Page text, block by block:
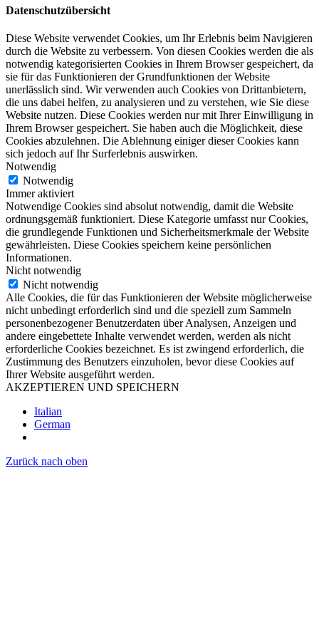
Datenschutzübersicht
Diese Website verwendet Cookies, um Ihr Erlebnis beim Navigieren
durch die Website zu verbessern. Von diesen Cookies werden die als
notwendig kategorisierten Cookies in Ihrem Browser gespeichert, da
sie für das Funktionieren der Grundfunktionen der Website
unerlässlich sind. Wir verwenden auch Cookies von Drittanbietern,
die uns dabei helfen, zu analysieren und zu verstehen, wie Sie diese
Website nutzen. Diese Cookies werden nur mit Ihrer Einwilligung in
Ihrem Browser gespeichert. Sie haben auch die Möglichkeit, diese
Cookies abzulehnen. Die Ablehnung einiger dieser Cookies kann
sich jedoch auf Ihr Surferlebnis auswirken.
Notwendig
Notwendig
Immer aktiviert
Notwendige Cookies sind absolut notwendig, damit die Website
ordnungsgemäß funktioniert. Diese Kategorie umfasst nur Cookies,
die grundlegende Funktionen und Sicherheitsmerkmale der Website
gewährleisten. Diese Cookies speichern keine persönlichen
Informationen.
Nicht notwendig
Nicht notwendig
Alle Cookies, die für das Funktionieren der Website möglicherweise
nicht unbedingt erforderlich sind und die speziell zum Sammeln
personenbezogener Benutzerdaten über Analysen, Anzeigen und
andere eingebettete Inhalte verwendet werden, werden als nicht
erforderliche Cookies bezeichnet. Es ist zwingend erforderlich, die
Zustimmung des Benutzers einzuholen, bevor diese Cookies auf
Ihrer Website ausgeführt werden.
AKZEPTIEREN UND SPEICHERN
Italian
German
Zurück nach oben